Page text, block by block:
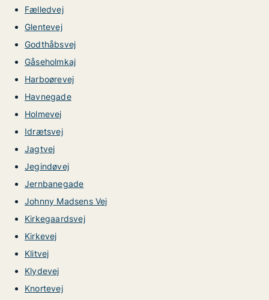
Fælledvej
Glentevej
Godthåbsvej
Gåseholmkaj
Harboørevej
Havnegade
Holmevej
Idrætsvej
Jagtvej
Jegindøvej
Jernbanegade
Johnny Madsens Vej
Kirkegaardsvej
Kirkevej
Klitvej
Klydevej
Knortevej